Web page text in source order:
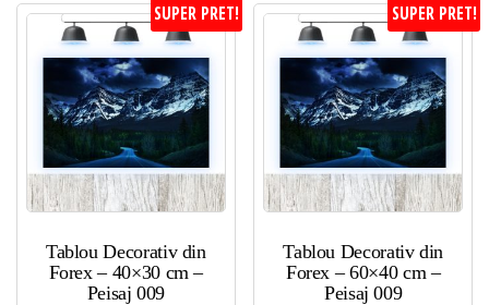
SUPER PRET!
Tablou Decorativ din
Forex – 40×30 cm –
Peisaj 009
SUPER PRET!
Tablou Decorativ din
Forex – 60×40 cm –
Peisaj 009